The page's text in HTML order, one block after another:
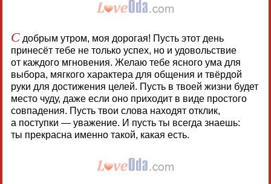
Сдобрым утром, моя дорогая! Пусть этот день
принесёт тебе не только успех, но и удовольствие
от каждого мгновения. Желаю тебе ясного ума для
выбора, мягкого характера для общения и твёрдой
руки для достижения целей. Пусть в твоей жизни будет
место чуду, даже если оно приходит в виде простого
совпадения. Пусть твои слова находят отклик,
а поступки — уважение. И пусть ты всегда знаешь:
ты прекрасна именно такой, какая есть.